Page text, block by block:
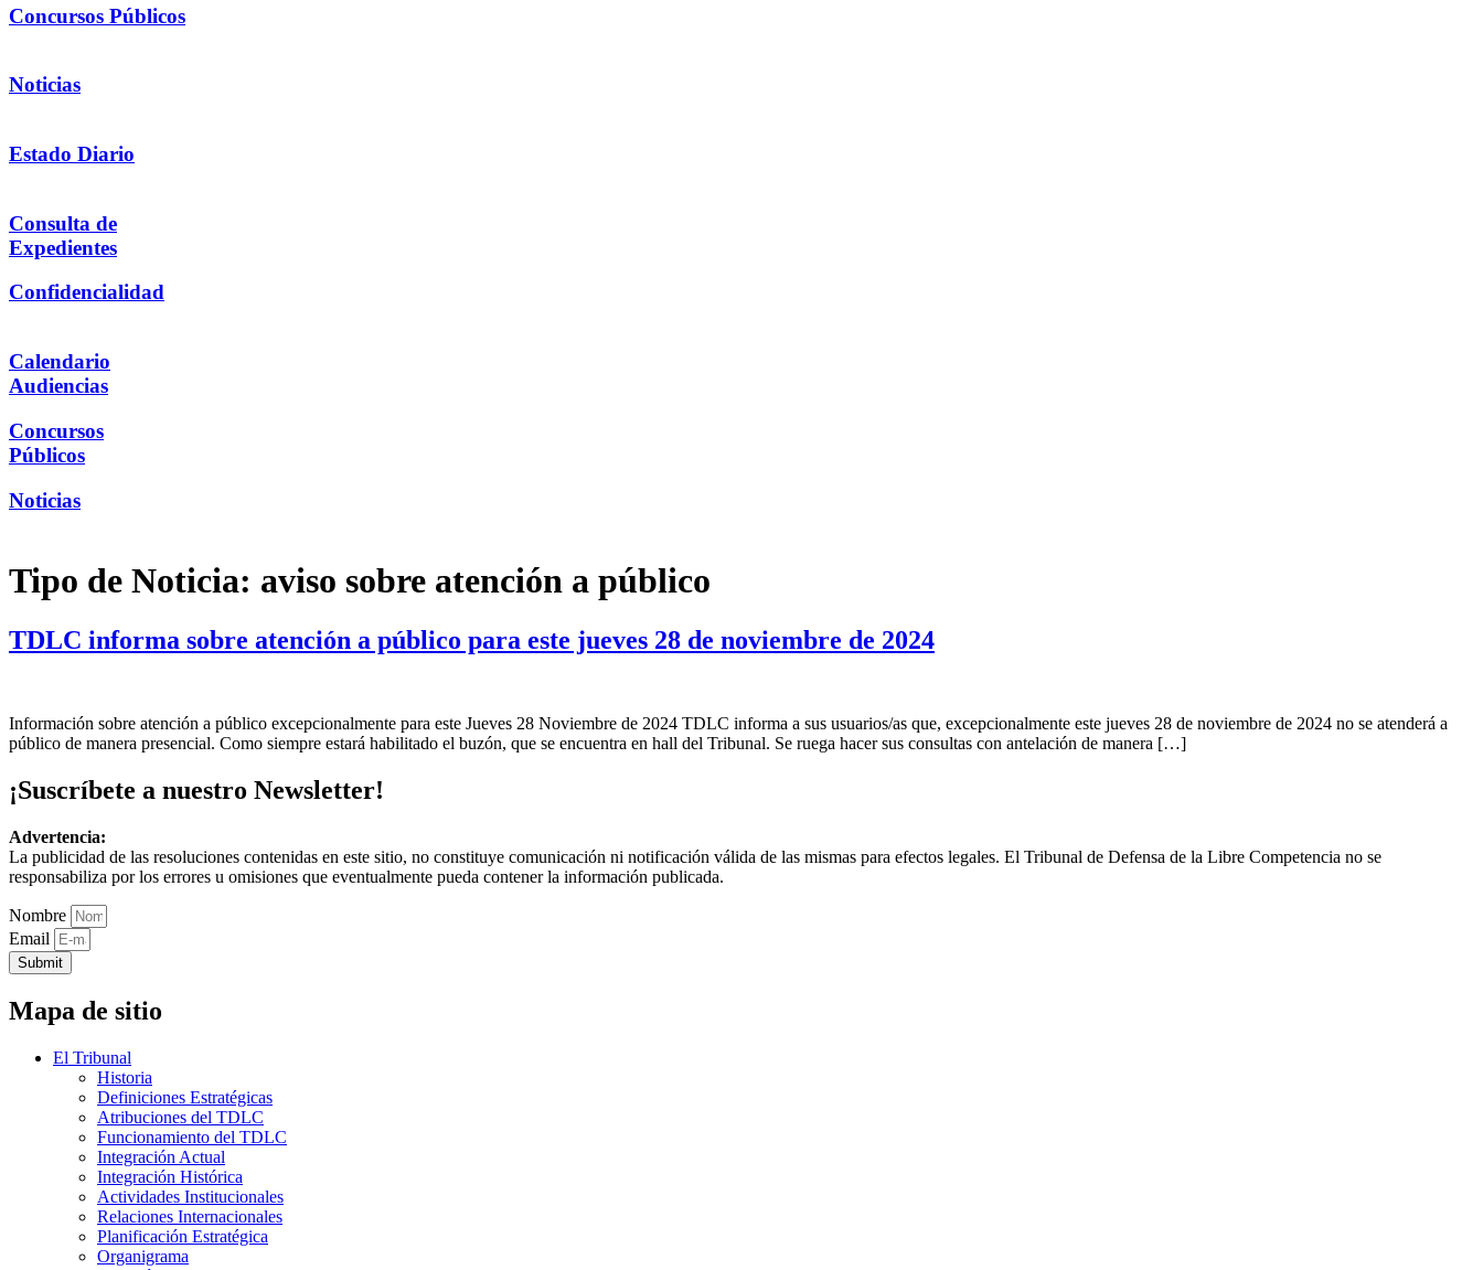
Concursos Públicos
Noticias
Estado Diario
Consulta de
Expedientes
Confidencialidad
Calendario
Audiencias
Concursos
Públicos
Noticias
Tipo de Noticia: aviso sobre atención a público
TDLC informa sobre atención a público para este jueves 28 de noviembre de 2024
Información sobre atención a público excepcionalmente para este Jueves 28 Noviembre de 2024 TDLC informa a sus usuarios/as que, excepcionalmente este jueves 28 de noviembre de 2024 no se atenderá a
público de manera presencial. Como siempre estará habilitado el buzón, que se encuentra en hall del Tribunal. Se ruega hacer sus consultas con antelación de manera […]
¡Suscríbete a nuestro Newsletter!
Advertencia:
La publicidad de las resoluciones contenidas en este sitio, no constituye comunicación ni notificación válida de las mismas para efectos legales. El Tribunal de Defensa de la Libre Competencia no se
responsabiliza por los errores u omisiones que eventualmente pueda contener la información publicada.
Nombre
Email
Submit
Mapa de sitio
El Tribunal
Historia
Definiciones Estratégicas
Atribuciones del TDLC
Funcionamiento del TDLC
Integración Actual
Integración Histórica
Actividades Institucionales
Relaciones Internacionales
Planificación Estratégica
Organigrama